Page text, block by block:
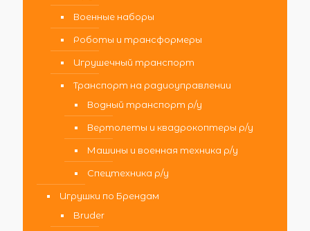
Военные наборы
Роботы и трансформеры
Игрушечный транспорт
Транспорт на радиоуправлении
Водный транспорт р/у
Вертолеты и квадрокоптеры р/у
Машины и военная техника р/у
Спецтехника р/у
Игрушки по Брендам
Bruder